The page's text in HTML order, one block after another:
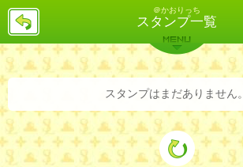
＠かおりっち
スタンプ一覧
戻
バックナンバー 詳細検索 ランキング
MENU
スタンプはまだありません。